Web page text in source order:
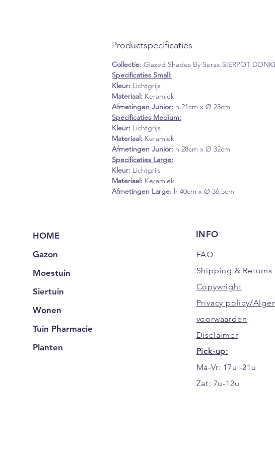
Productspecificaties
Collectie: Glazed Shades By Serax SIERPOT
Specificaties Small:
Kleur: Lichtgrijs
Materiaal: Keramiek
Afmetingen Junior: h 21cm x Ø 23cm
Specificaties Medium:
Kleur: Lichtgrijs
Materiaal: Keramiek
Afmetingen Junior: h 28cm x Ø 32cm
Specificaties Large:
Kleur: Lichtgrijs
Materiaal: Keramiek
Afmetingen Large: h 40cm x Ø 36,5cm
HOME
Gazon
Moestuin
Siertuin
Wonen
Tuin Pharmacie
Planten
INFO
FAQ
Shipping & Returns
Copywright
Privacy policy/
voorwaarden
Disclaimer
Pick-up:
Ma-Vr: 17u -21u
Zat: 7u-12u